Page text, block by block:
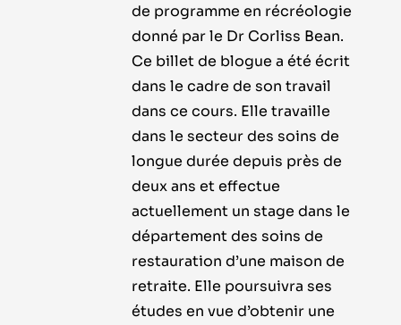
de programme en récréologie
donné par le Dr Corliss Bean.
Ce billet de blogue a été écrit
dans le cadre de son travail
dans ce cours. Elle travaille
dans le secteur des soins de
longue durée depuis près de
deux ans et effectue
actuellement un stage dans le
département des soins de
restauration d’une maison de
retraite. Elle poursuivra ses
études en vue d’obtenir une